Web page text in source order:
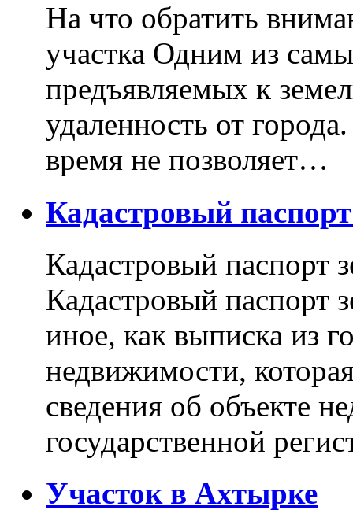
На что обратить
участка Одним из
предъявляемых к
удаленность от
время не позволяет…
Кадастровый
Кадастровый паспорт
Кадастровый паспорт
иное, как выписка из
недвижимости,
сведения об объекте
государственной
Участок в Ахтырке